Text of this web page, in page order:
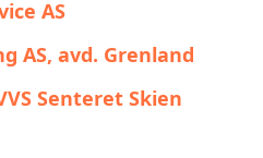
AS
AS, avd. Grenland
Senteret Skien